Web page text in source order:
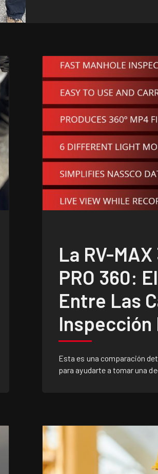
La RV-
PRO 360:
Entre Las
Inspección
Esta es una comparación
para ayudarte a tomar una